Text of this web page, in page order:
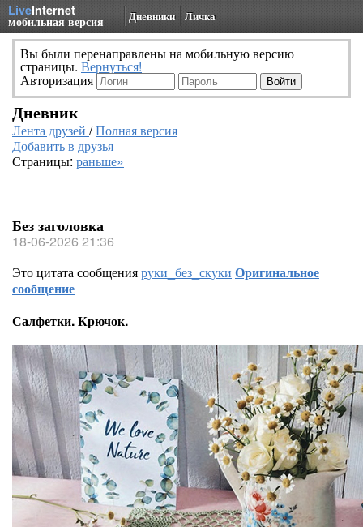
LiveInternet
мобильная версия Дневники Личка
Вы были перенаправлены на мобильную версию
страницы. Вернуться!
Авторизация
Дневник
Лента друзей /Полная версия
Добавить в друзья
Страницы: раньше»
Без заголовка
18-06-2026 21:36
Это цитата сообщенияруки_без_скуки Оригинальное
сообщение
Салфетки. Крючок.